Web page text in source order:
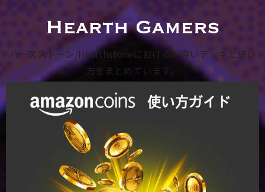
ハースストーン/Hearthstoneにおける、強いデッキと使い
方をまとめています。